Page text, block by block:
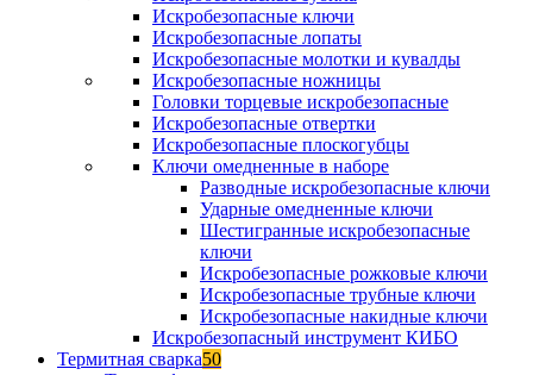
Искробезопасные ключи
Искробезопасные лопаты
Искробезопасные молотки и кувалды
Искробезопасные ножницы
Головки торцевые искробезопасные
Искробезопасные отвертки
Искробезопасные плоскогубцы
Ключи омедненные в наборе
Разводные искробезопасные ключи
Ударные омедненные ключи
Шестигранные искробезопасные
ключи
Искробезопасные рожковые ключи
Искробезопасные трубные ключи
Искробезопасные накидные ключи
Искробезопасный инструмент КИБО
Термитная сварка50